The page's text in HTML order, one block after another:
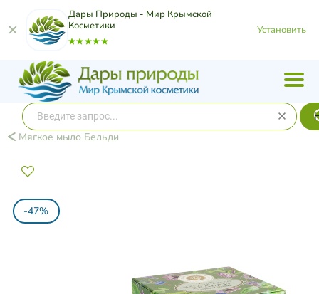
Дары Природы - Мир Крымской
Косметики
Установить
Мягкое мыло Бельди
-47%